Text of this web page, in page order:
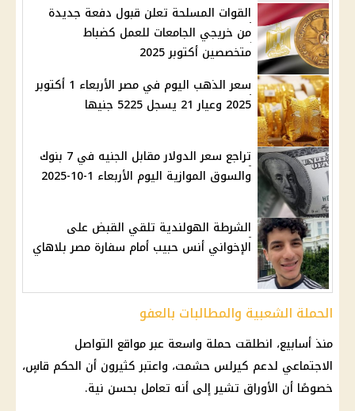
القوات المسلحة تعلن قبول دفعة جديدة
من خريجي الجامعات للعمل كضباط
متخصصين أكتوبر 2025
سعر الذهب اليوم في مصر الأربعاء 1 أكتوبر
2025 وعيار 21 يسجل 5225 جنيها
تراجع سعر الدولار مقابل الجنيه في 7 بنوك
والسوق الموازية اليوم الأربعاء 1-10-2025
الشرطة الهولندية تلقي القبض على
الإخواني أنس حبيب أمام سفارة مصر بلاهاي
الحملة الشعبية والمطالبات بالعفو
منذ أسابيع، انطلقت حملة واسعة عبرمواقع التواصل
الاجتماعي لدعم كيرلس حشمت، واعتبر كثيرون أن الحكم قاسٍ،
خصوصًا أن الأوراق تشير إلى أنه تعامل بحسن نية.